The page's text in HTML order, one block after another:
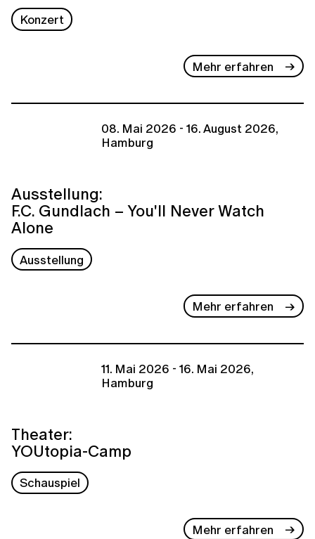
Konzert
Mehr erfahren
08. Mai 2026 - 16. August 2026,
Hamburg
Ausstellung:
F.C. Gundlach – You'll Never Watch
Alone
Ausstellung
Mehr erfahren
11. Mai 2026 - 16. Mai 2026,
Hamburg
Theater:
YOUtopia-Camp
Schauspiel
Mehr erfahren